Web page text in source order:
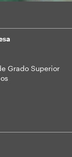
Grado Superior